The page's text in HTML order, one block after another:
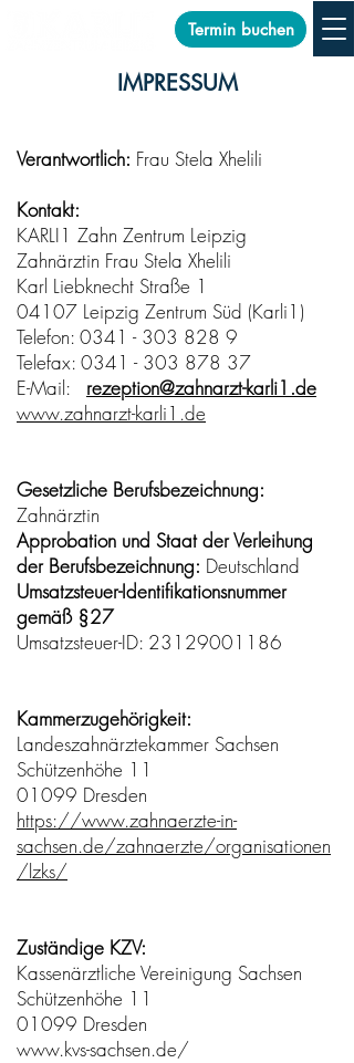
Termin buchen
IMPRESSUM
Verantwortlich: Frau Stela Xhelili
Kontakt:
KARLI1 Zahn Zentrum Leipzig
Zahnärztin Frau Stela Xhelili
Karl Liebknecht Straße 1
04107 Leipzig Zentrum Süd (Karli1)
Telefon: 0341 - 303 828 9
Telefax: 0341 - 303 878 37
E-Mail: rezeption@zahnarzt-karli1.de
www.zahnarzt-karli1.de
Gesetzliche Berufsbezeichnung:
Zahnärztin
Approbation und Staat der Verleihung
der Berufsbezeichnung: Deutschland
Umsatzsteuer-Identifikationsnummer
gemäß §27
Umsatzsteuer-ID: 23129001186
Kammerzugehörigkeit:
Landeszahnärztekammer Sachsen
Schützenhöhe 11
01099 Dresden
https://www.zahnaerzte-in-
sachsen.de/zahnaerzte/organisationen
/lzks/
Zuständige KZV:
Kassenärztliche Vereinigung Sachsen
Schützenhöhe 11
01099 Dresden
www.kvs-sachsen.de/